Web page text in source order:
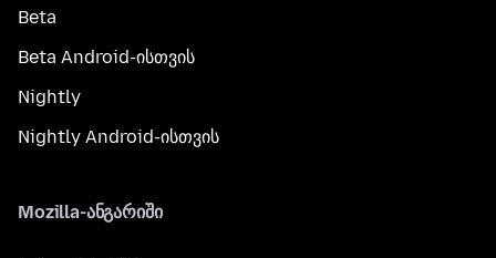
Beta
Beta Android-ისთვის
Nightly
Nightly Android-ისთვის
Mozilla-ანგარიში